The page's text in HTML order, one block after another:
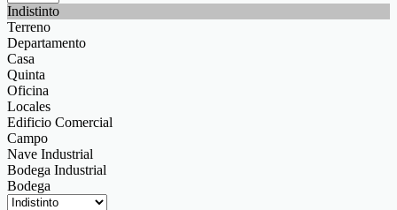
Indistinto
Terreno
Departamento
Casa
Quinta
Oficina
Locales
Edificio Comercial
Campo
Nave Industrial
Bodega Industrial
Bodega